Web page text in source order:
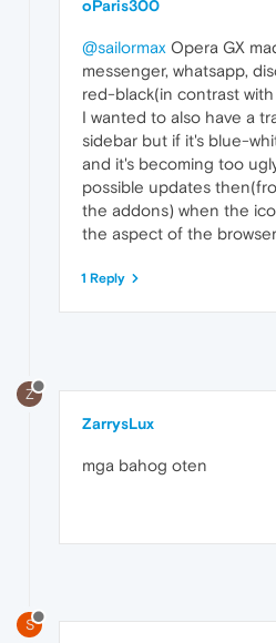
oParis300
@sailormax Opera GX
messenger, whatsapp,
red-black(in contrast
I wanted to also have a
sidebar but if it's blue-
and it's becoming too
possible updates
the addons) when the
the aspect of the
1 Reply
Z
ZarrysLux
mga bahog oten
S